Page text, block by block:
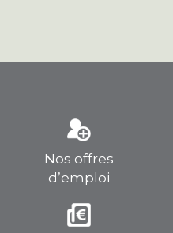
Nos offres
d’emploi